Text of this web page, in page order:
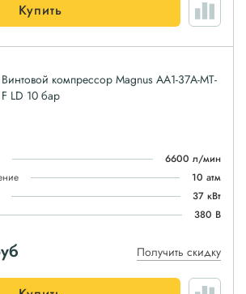
Купить
Винтовой компрессор Magnus АА1-37A-MT-
F LD 10 бар
6600 л/мин
10 атм
37 кВт
380 В
Получить скидку